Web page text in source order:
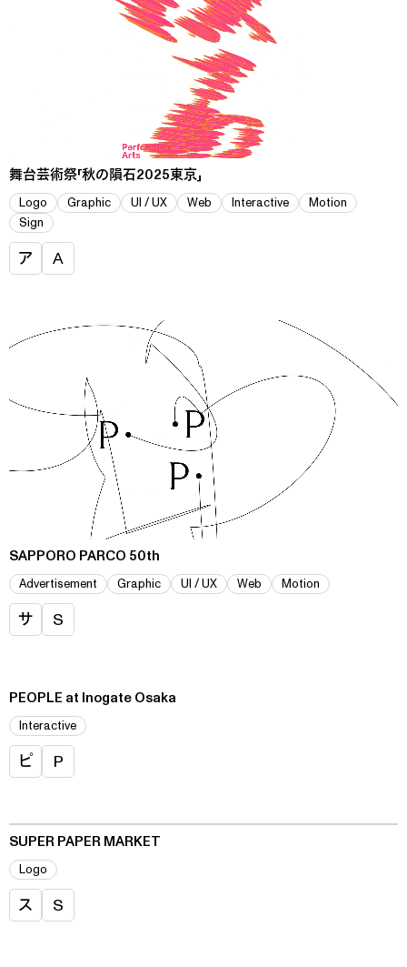
舞台芸術祭「秋の隕石2025東京」
Logo Graphic UI / UX Web Interactive
Motion
Sign
ア A
SAPPORO PARCO 50th
Advertisement Graphic UI / UX Web Motion
サ S
PEOPLE at Inogate Osaka
Interactive
ピ P
SUPER PAPER MARKET
Logo
ス S